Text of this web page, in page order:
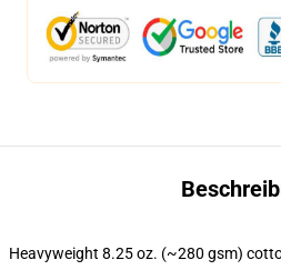
Heavyweight 8.25 oz. (~280 gsm)